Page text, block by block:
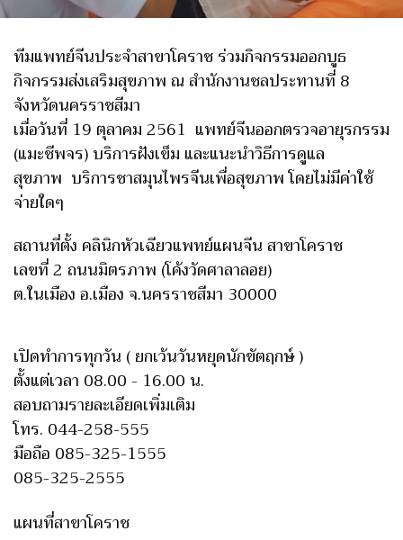
ทีมแพทย์จีนประจำสาขาโคราช ร่วมกิจกรรมออกบูธ
กิจกรรมส่งเสริมสุขภาพ ณ สำนักงานชลประทานที่ 8
จังหวัดนครราชสีมา
เมื่อวันที่ 19 ตุลาคม 2561 แพทย์จีนออกตรวจอายุรกรรม
(แมะชีพจร) บริการฝังเข็ม และแนะนำวิธีการดูแล
สุขภาพ บริการชาสมุนไพรจีนเพื่อสุขภาพ โดยไม่มีค่าใช้
จ่ายใดๆ
สถานที่ตั้ง คลินิกหัวเฉียวแพทย์แผนจีน สาขาโคราช
เลขที่ 2 ถนนมิตรภาพ (โค้งวัดศาลาลอย)
ต.ในเมือง อ.เมือง จ.นครราชสีมา 30000
เปิดทำการทุกวัน ( ยกเว้นวันหยุดนักขัตฤกษ์ )
ตั้งแต่เวลา 08.00 - 16.00 น.
สอบถามรายละเอียดเพิ่มเติม
โทร. 044-258-555
มือถือ 085-325-1555
085-325-2555
แผนที่สาขาโคราช